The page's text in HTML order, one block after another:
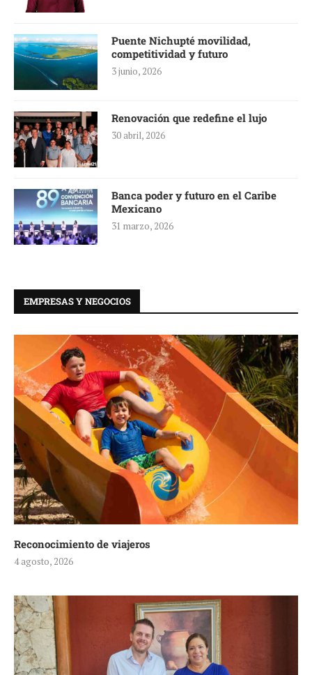
Puente Nichupté movilidad,
competitividad y futuro
3 junio, 2026
Renovación que redefine el lujo
30 abril, 2026
Banca poder y futuro en el Caribe
Mexicano
31 marzo, 2026
EMPRESAS Y NEGOCIOS
Reconocimiento de viajeros
4 agosto, 2026